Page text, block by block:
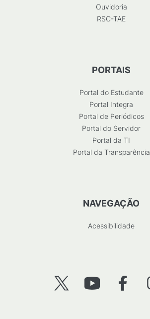
Ouvidoria
RSC-TAE
PORTAIS
Portal do Estudante
Portal Integra
Portal de Periódicos
Portal do Servidor
Portal da TI
Portal da Transparência
NAVEGAÇÃO
Acessibilidade